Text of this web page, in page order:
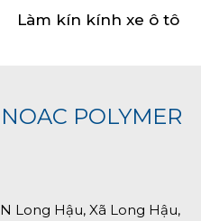
Làm kín kính xe ô tô
POLYMER
Long Hậu, Xã Long Hậu,